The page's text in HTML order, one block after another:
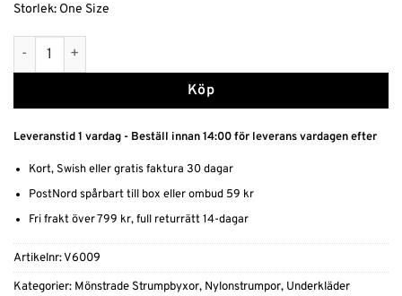
Storlek: One Size
Spetsstrumpbyxor i djärvt mönster mängd
Köp
Alternative:
Leveranstid 1 vardag - Beställ innan 14:00 för leverans vardagen efter
Kort, Swish eller gratis faktura 30 dagar
PostNord spårbart till box eller ombud 59 kr
Fri frakt över 799 kr, full returrätt 14-dagar
Artikelnr:V6009
Kategorier: Mönstrade Strumpbyxor, Nylonstrumpor, Underkläder